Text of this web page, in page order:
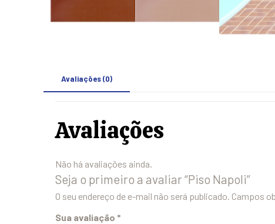
Avaliações (0)
Avaliações
Não há avaliações ainda.
Seja o primeiro a avaliar “Piso Napoli”
O seu endereço de e-mail não será publicado. Campos
Sua avaliação *